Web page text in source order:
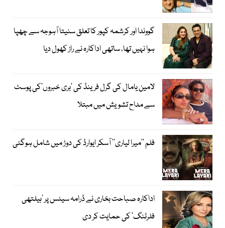
گووندا اور کرشمہ کپور کا تعلق سنیتا آہوجہ سے چھپا
ہوا نہیں تھا، ساتھی اداکارہ نے راز کھول دیا
لامین یامال کی گرل فرینڈ کی ’بری خبروں‘کی پوسٹ
سے مداح تشویش میں مبتلا
فلم ’’میرا لیاری‘‘ آسکر ایوارڈ کی دوڑ میں شامل ہوگئی
اداکارہ صباحت بخاری نے ڈرامہ سیٹس پر ’ہیلتھی
فلرٹنگ‘ کی حمایت کر دی